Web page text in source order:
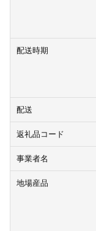
配送時期
配送
返礼品コード
事業者名
地場産品